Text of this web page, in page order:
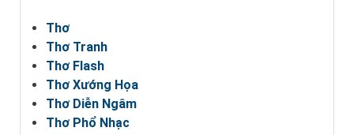
Thơ
Thơ Tranh
Thơ Flash
Thơ Xướng Họa
Thơ Diễn Ngâm
Thơ Phổ Nhạc